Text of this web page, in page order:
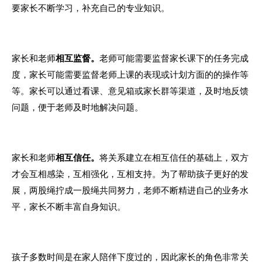
要家长不断学习，补充自己的专业知识。
家长和老师相互监督。 老师可能需要监督家长课下的任务完成
度，家长可能需要监督老师上课的表现或计划方面的的操作等
等。家长可以通过看课、 意见箱或家长群等渠道，及时地反馈
问题，便于老师及时地解决问题。
家长和老师相互信任。 将关系建立在相互信任的基础上，双方
才会互相感染，互相强化，互相支持。为了帮助孩子更好的发
展，两股绳拧成一股绳共同努力，老师不断精进自己的业务水
平，家长不断丰富自身知识。
孩子多数时间是在家人陪伴下度过的，因此家长的角色非常关